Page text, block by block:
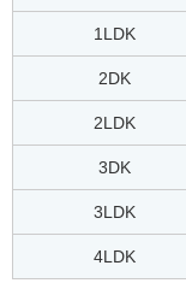
1LDK
2DK
2LDK
3DK
3LDK
4LDK